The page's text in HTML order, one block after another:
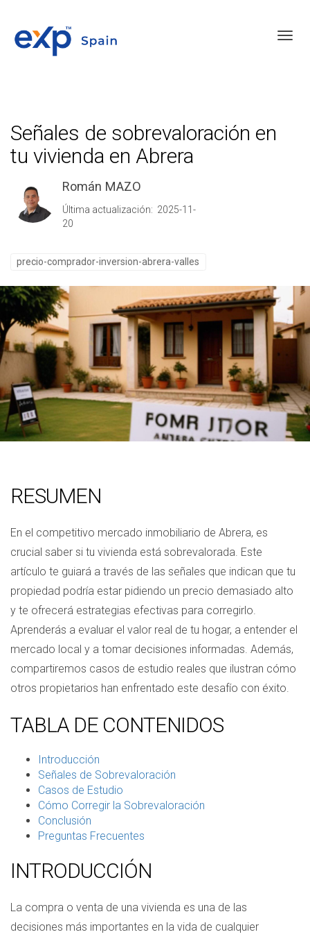
Señales de sobrevaloración en
tu vivienda en Abrera
Román MAZO
Última actualización: 2025-11-
20
precio-comprador-inversion-abrera-valles
RESUMEN
En el competitivo mercado inmobiliario de Abrera, es
crucial saber si tu vivienda está sobrevalorada. Este
artículo te guiará a través de las señales que indican que tu
propiedad podría estar pidiendo un precio demasiado alto
y te ofrecerá estrategias efectivas para corregirlo.
Aprenderás a evaluar el valor real de tu hogar, a entender el
mercado local y a tomar decisiones informadas. Además,
compartiremos casos de estudio reales que ilustran cómo
otros propietarios han enfrentado este desafío con éxito.
TABLA DE CONTENIDOS
Introducción
Señales de Sobrevaloración
Casos de Estudio
Cómo Corregir la Sobrevaloración
Conclusión
Preguntas Frecuentes
INTRODUCCIÓN
La compra o venta de una vivienda es una de las
decisiones más importantes en la vida de cualquier